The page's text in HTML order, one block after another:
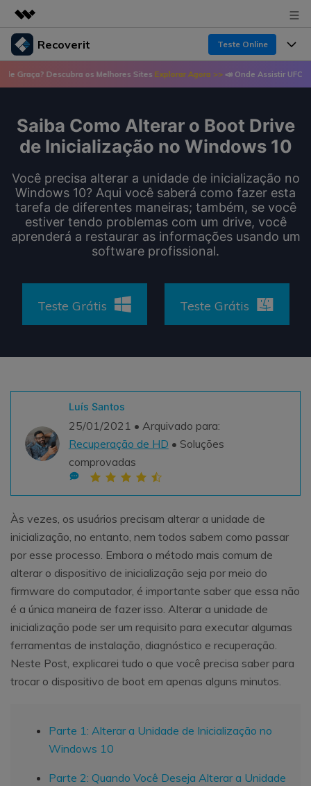
Produtos em destaque
Criatividade digital com IA generativa
Negócios
Visão geral
Soluções
Sobre nós
Sala de imprensa
Loja
Recoverit Teste Online
Produtos
Recoverit para Windows
Uma ferramenta líder de recuperação de dados
Teste Grátis
Recupere dados ilimitados do sistema Mac
Recupere dados perdidos/excluídos gratuitamente
Teste Grátis
Repairit - Reparar Dados
UBackit - Backup de Dados
Recursos
Recuperar arquivos de mídia
Recuperar arquivos de documentos
Recuperação de dispositivos
Soluções de arquivos
Soluções para computadores
Soluções para armazenamento
Soluções de backup
Porque Recoverit
Especialista em recuperação de dados
Tema Quente
search
os Melhores SitesExplorar Agora >> 📣 Onde Assistir UFC de Graça?
Saiba Como Alterar o Boot Drive
de Inicialização no Windows 10
Você precisa alterar a unidade de inicialização no
Windows 10? Aqui você saberá como fazer esta
tarefa de diferentes maneiras; também, se você
estiver tendo problemas com um drive, você
aprenderá a restaurar as informações usando um
software profissional.
Teste Grátis Teste Grátis
Luís Santos
25/01/2021 • Arquivado para:
Recuperação de HD • Soluções
comprovadas
Às vezes, os usuários precisam alterar a unidade de
inicialização, no entanto, nem todos sabem como passar
por esse processo. Embora o método mais comum de
alterar o dispositivo de inicialização seja por meio do
firmware do computador, é importante saber que essa não
é a única maneira de fazer isso. Alterar a unidade de
inicialização pode ser um requisito para executar algumas
ferramentas de instalação, diagnóstico e recuperação.
Neste Post, explicarei tudo o que você precisa saber para
trocar o dispositivo de boot em apenas alguns minutos.
Parte 1: Alterar a Unidade de Inicialização no
Windows 10
Parte 2: Quando Você Deseja Alterar a Unidade